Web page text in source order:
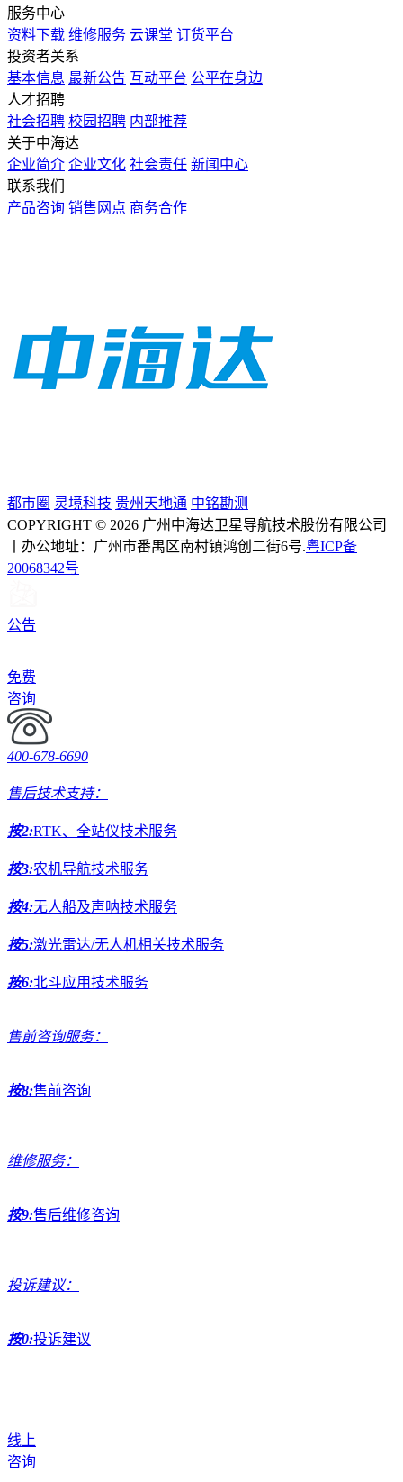
服务中心
资料下载 维修服务 云课堂 订货平台
投资者关系
基本信息 最新公告 互动平台 公平在身边
人才招聘
社会招聘 校园招聘 内部推荐
关于中海达
企业简介 企业文化 社会责任 新闻中心
联系我们
产品咨询 销售网点 商务合作
都市圈 灵境科技 贵州天地通 中铭勘测
COPYRIGHT © 2026 广州中海达卫星导航技术股份有限公司
丨办公地址：广州市番禺区南村镇鸿创二街6号.粤ICP备
20068342号
公告
免费
咨询
400-678-6690
售后技术支持：
按2:RTK、全站仪技术服务
按3:农机导航技术服务
按4:无人船及声呐技术服务
按5:激光雷达/无人机相关技术服务
按6:北斗应用技术服务
售前咨询服务：
按8:售前咨询
维修服务：
按9:售后维修咨询
投诉建议：
按0:投诉建议
线上
咨询